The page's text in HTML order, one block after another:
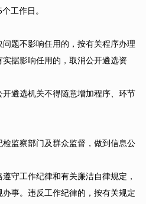
工作日。
题不影响任用的，按有关程序办理
据影响任用的，取消公开遴选资
遴选机关不得随意增加程序、环节
检监察部门及群众监督，做到信息公
守工作纪律和有关廉洁自律规定，
事。违反工作纪律的，按有关规定